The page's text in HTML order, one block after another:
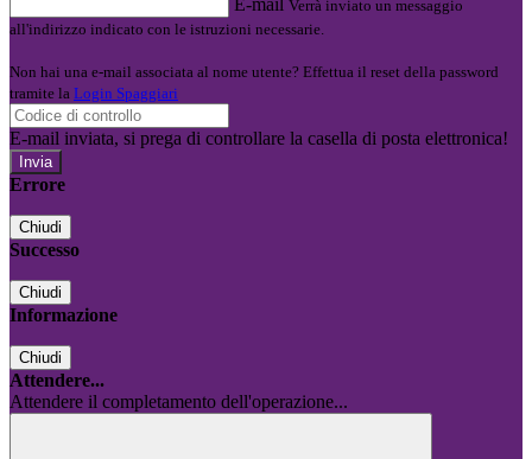
E-mail Verrà inviato un messaggio
all'indirizzo indicato con le istruzioni necessarie.
Non hai una e-mail associata al nome utente? Effettua il reset della password
tramite la Login Spaggiari
E-mail inviata, si prega di controllare la casella di posta elettronica!
Errore
Chiudi
Successo
Chiudi
Informazione
Chiudi
Attendere...
Attendere il completamento dell'operazione...